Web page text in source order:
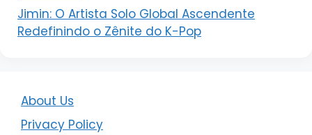
Jimin: O Artista Solo Global Ascendente
Redefinindo o Zênite do K-Pop
About Us
Privacy Policy